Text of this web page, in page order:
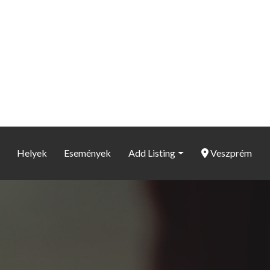
Helyek Események Add Listing Veszprém